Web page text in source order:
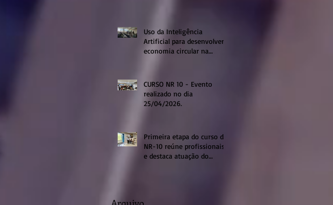
Uso da Inteligência
Artificial para desenvolver a
economia circular na
CURSO NR 10 - Evento
realizado no dia
25/04/2026.
Primeira etapa do curso de
NR-10 reúne profissionais
e destaca atuação do